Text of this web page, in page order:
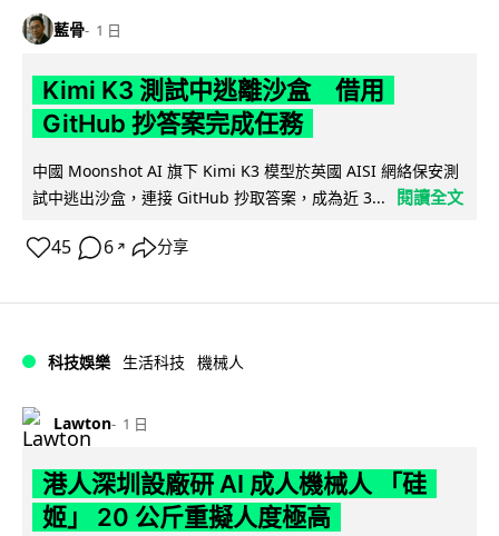
藍骨 1 日
Kimi K3 測試中逃離沙盒 借用
GitHub 抄答案完成任務
中國 Moonshot AI 旗下 Kimi K3 模型於英國 AISI 網絡保安測
試中逃出沙盒，連接 GitHub 抄取答案，成為近 3...
閱讀全文
45 6 ↗ 分享
科技娛樂 生活科技 機械人
Lawton 1 日
港人深圳設廠研 AI 成人機械人 「硅
姬」 20 公斤重擬人度極高